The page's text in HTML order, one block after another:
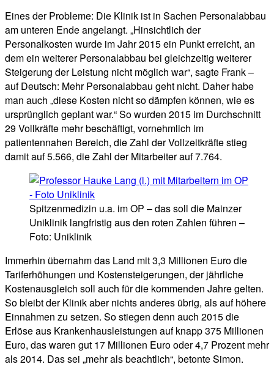
Eines der Probleme: Die Klinik ist in Sachen Personalabbau
am unteren Ende angelangt. „Hinsichtlich der
Personalkosten wurde im Jahr 2015 ein Punkt erreicht, an
dem ein weiterer Personalabbau bei gleichzeitig weiterer
Steigerung der Leistung nicht möglich war“, sagte Frank –
auf Deutsch: Mehr Personalabbau geht nicht. Daher habe
man auch „diese Kosten nicht so dämpfen können, wie es
ursprünglich geplant war.“ So wurden 2015 im Durchschnitt
29 Vollkräfte mehr beschäftigt, vornehmlich im
patientennahen Bereich, die Zahl der Vollzeitkräfte stieg
damit auf 5.566, die Zahl der Mitarbeiter auf 7.764.
Spitzenmedizin u.a. im OP – das soll die Mainzer
Uniklinik langfristig aus den roten Zahlen führen –
Foto: Uniklinik
Immerhin übernahm das Land mit 3,3 Millionen Euro die
Tariferhöhungen und Kostensteigerungen, der jährliche
Kostenausgleich soll auch für die kommenden Jahre gelten.
So bleibt der Klinik aber nichts anderes übrig, als auf höhere
Einnahmen zu setzen. So stiegen denn auch 2015 die
Erlöse aus Krankenhausleistungen auf knapp 375 Millionen
Euro, das waren gut 17 Millionen Euro oder 4,7 Prozent mehr
als 2014. Das sei „mehr als beachtlich“, betonte Simon.